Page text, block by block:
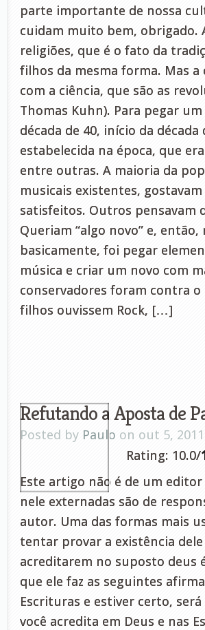
parte importante de nossa
cuidam muito bem, obrigado.
religiões, que é o fato da
filhos da mesma forma. Mas
com a ciência, que são as
Thomas Kuhn). Para pegar
década de 40, início da
estabelecida na época, que
entre outras. A maioria da
musicais existentes,
satisfeitos. Outros pensavam
Queriam “algo novo” e,
basicamente, foi pegar
música e criar um novo com
conservadores foram contra
filhos ouvissem Rock, […]
Refutando a Aposta de
Posted by Paulo on out 5,
Rating: 10.0/
Este artigo não é de um
nele externadas são de
autor. Uma das formas mais
tentar provar a existência
acreditarem no suposto deus
que ele faz as seguintes
Escrituras e estiver certo,
você acredita em Deus e nas